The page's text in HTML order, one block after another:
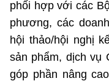
phối hợp với các
phương, các
hội thảo/hội nghị
sản phẩm, dịch vụ
góp phần nâng